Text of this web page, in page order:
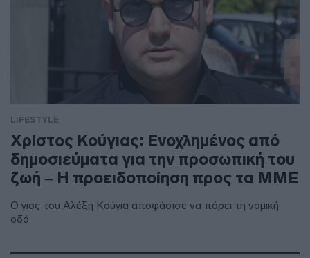
LIFESTYLE
Χρίστος Κούγιας: Ενοχλημένος από
δημοσιεύματα για την προσωπική του
ζωή – Η προειδοποίηση προς τα ΜΜΕ
Ο γιος του Αλέξη Κούγια αποφάσισε να πάρει τη νομική
οδό